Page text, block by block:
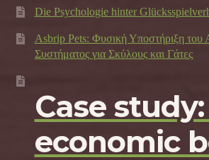
Die Psychologie hinter
Asbrip Pets: Φυσική Υποστήριξη του
Συστήματος για Σκύλους και Γάτες
Case
economic